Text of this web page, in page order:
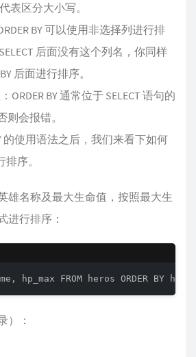
表区分大小写。
BY 可以使用非选择列进行排
后面没有这个列名，你同样
后面进行排序。
ORDER BY 通常位于 SELECT 语句的
会报错。
的使用语法之后，我们来看下如何
序。
雄名称及最大生命值，按照最大生
进行排序：
hp_max FROM heros ORDER BY
）：